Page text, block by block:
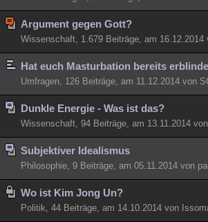
Argument gegen Gott?
Wissenschaft, 1.679 Beiträge, am 16.12.2014
Hat euch Masturbation bereits
Umfragen, 126 Beiträge, am 11.12.2014 von
Dunkle Energie - Was ist das?
Wissenschaft, 94 Beiträge, am 13.11.2014
Subjektiver Idealismus
Philosophie, 9 Beiträge, am 05.11.2014 von
Wo ist Kim Jong Un?
Politik, 44 Beiträge, am 14.10.2014 von